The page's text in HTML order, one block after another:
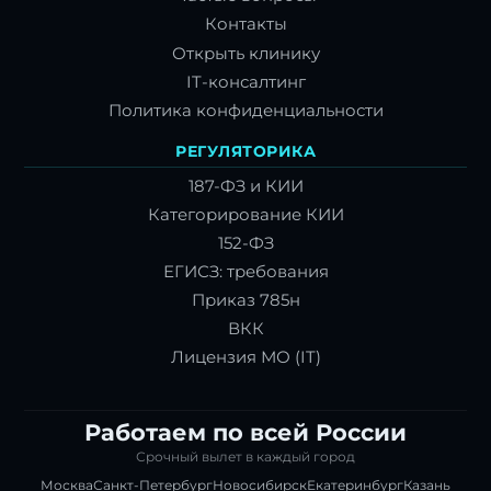
Контакты
Открыть клинику
IT-консалтинг
Политика конфиденциальности
РЕГУЛЯТОРИКА
187-ФЗ и КИИ
Категорирование КИИ
152-ФЗ
ЕГИСЗ: требования
Приказ 785н
ВКК
Лицензия МО (IT)
Работаем по всей России
Срочный вылет в каждый город
МоскваСанкт-ПетербургНовосибирскЕкатеринбургКазань